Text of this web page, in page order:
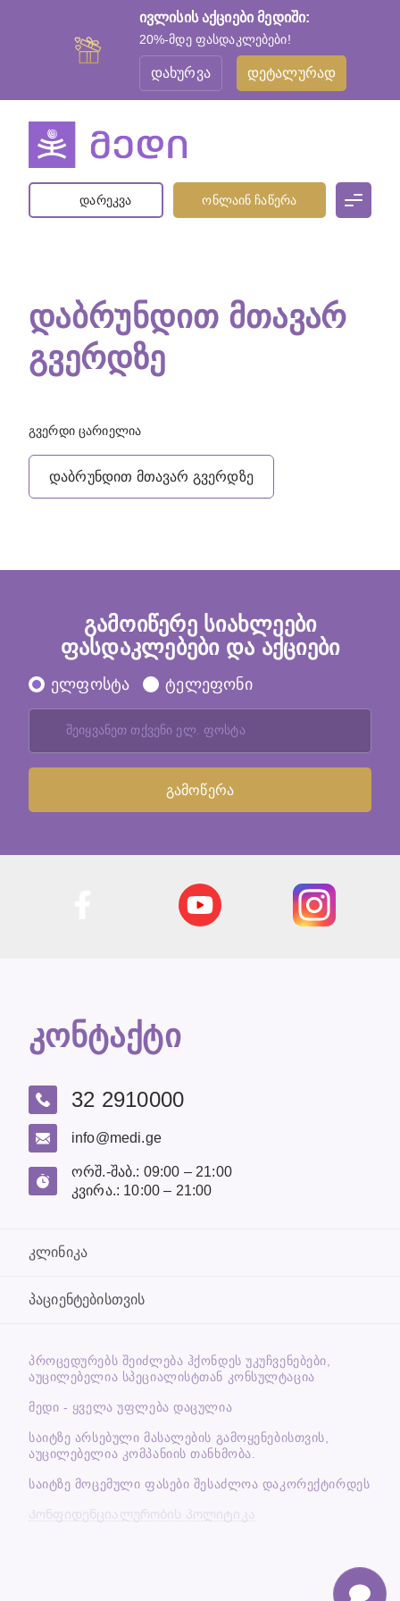
ივლისის აქციები მედიში:
20%-მდე ფასდაკლებები!
დახურვა დეტალურად
დარეკვა ონლაინ ჩაწერა
ᲓᲐᲑᲠᲣᲜᲓᲘᲗ ᲛᲗᲐᲕᲐᲠ
ᲒᲕᲔᲠᲓᲖᲔ
გვერდი ცარიელია
დაბრუნდით მთავარ გვერდზე
გამოიწერე სიახლეები
ფასდაკლებები და აქციები
ელფოსტა ტელეფონი
კონტაქტი
32 2910000
info@medi.ge
ორშ.-შაბ.: 09:00 – 21:00
კვირა.: 10:00 – 21:00
კლინიკა
პაციენტებისთვის
ᲞᲠᲝᲪᲔᲓᲣᲠᲔᲑᲡ ᲨᲔᲘᲫᲚᲔᲑᲐ ᲰᲥᲝᲜᲓᲔᲡ ᲣᲙᲣᲩᲕᲔᲜᲔᲑᲔᲑᲘ,
ᲐᲣᲪᲘᲚᲔᲑᲔᲚᲘᲐ ᲡᲞᲔᲪᲘᲐᲚᲘᲡᲢᲗᲐᲜ ᲙᲝᲜᲡᲣᲚᲢᲐᲪᲘᲐ
მედი - ყველა უფლება დაცულია
საიტზე არსებული მასალების გამოყენებისთვის,
აუცილებელია კომპანიის თანხმობა.
საიტზე მოცემული ფასები შესაძლოა დაკორექტირდეს
Კონფიდენციალურობის პოლიტიკა